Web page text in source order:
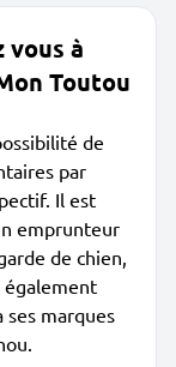
vous à
Toutou
de
par
Il est
emprunteur
de chien,
également
marques